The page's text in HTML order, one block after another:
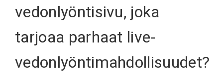
vedonlyöntisivu, joka
tarjoaa parhaat live-
vedonlyöntimahdollisuudet?